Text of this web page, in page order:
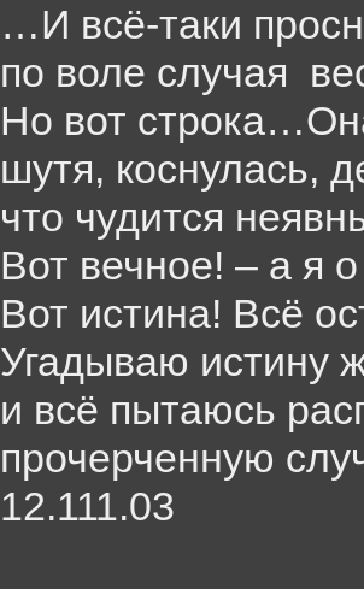
…И всё-таки
по воле случая
Но вот
шутя, коснулась,
что чудится
Вот вечное! – а я
Вот истина! Всё
Угадываю истину
и всё пытаюсь
прочерченную
12.111.03